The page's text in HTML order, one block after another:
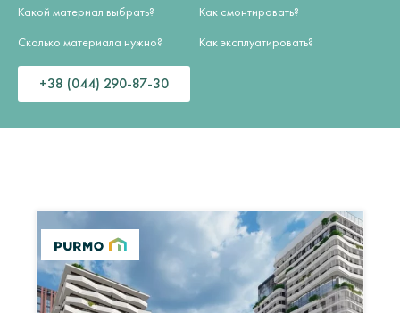
Какой материал выбрать?
Сколько материала нужно?
Как смонтировать?
Как эксплуатировать?
+38 (044) 290-87-30